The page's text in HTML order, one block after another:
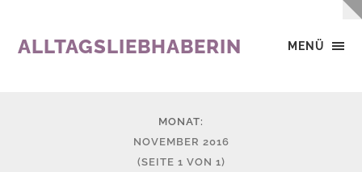
MENÜ
ALLTAGSLIEBHABERIN
MONAT:
NOVEMBER 2016
(SEITE 1 VON 1)